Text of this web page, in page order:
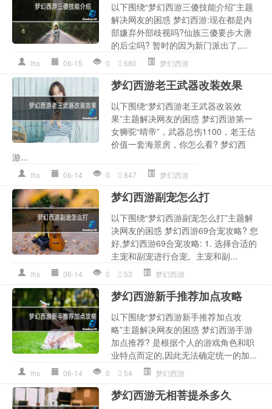
以下围绕“梦幻西游三傻技能介绍”主题
解决网友的困惑 梦幻西游:现在都是内
部嫌弃外部歧视吗?仙族三傻要步大唐
的后尘吗? 暂时的因为新门派出了,...
lhx 06-15 0 680 梦幻西游
梦幻西游老王武器改装效果
以下围绕“梦幻西游老王武器改装效
果”主题解决网友的困惑 梦幻西游第一
女狮驼“晴帝”，武器总伤1100，老王估
价值一套海景房，你怎么看? 梦幻西
游...
lhx 06-14 0 847 梦幻西游
梦幻西游副宠怎么打
以下围绕“梦幻西游副宠怎么打”主题解
决网友的困惑 梦幻西游69合宠攻略? 您
好,梦幻西游69合宠攻略: 1. 选择合适的
主宠和副宠进行合宠。主宠和副...
lhx 06-14 0 53 梦幻西游
梦幻西游新手推荐加点攻略
以下围绕“梦幻西游新手推荐加点攻
略”主题解决网友的困惑 梦幻西游手游
加点推荐? 是根据个人的游戏角色和职
业特点而定的,因此无法确定统一的加...
lhx 06-14 0 54 梦幻西游
梦幻西游无相菩提杀多久